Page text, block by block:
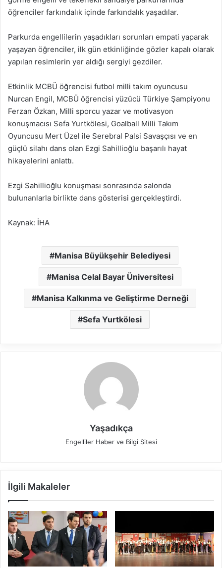
öğrenciler farkındalık içinde farkındalık yaşadılar.
Parkurda engellilerin yaşadıkları sorunları empati yaparak
yaşayan öğrenciler, ilk gün etkinliğinde gözler kapalı olarak
yapılan resimlerin yer aldığı sergiyi gezdiler.
Etkinlik MCBÜ öğrencisi futbol milli takım oyuncusu
Nurcan Engil, MCBÜ öğrencisi yüzücü Türkiye Şampiyonu
Ferzan Özkan, Milli sporcu yazar ve motivasyon
konuşmacısı Sefa Yurtkölesi, Goalball Milli Takım
Oyuncusu Mert Üzel ile Serebral Palsi Savaşçısı ve en
güçlü silahı dans olan Ezgi Sahillioğlu başarılı hayat
hikayelerini anlattı.
Ezgi Sahillioğlu konuşması sonrasında salonda
bulunanlarla birlikte dans gösterisi gerçekleştirdi.
Kaynak: İHA
Manisa Büyükşehir Belediyesi
Manisa Celal Bayar Üniversitesi
Manisa Kalkınma ve Geliştirme Derneği
Sefa Yurtkölesi
Yaşadıkça
Engelliler Haber ve Bilgi Sitesi
İlgili Makaleler